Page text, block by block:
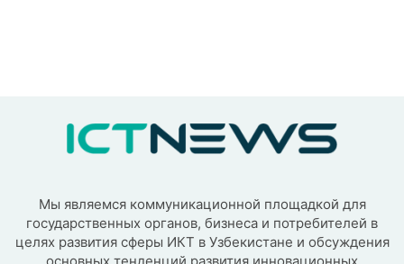
Мы являемся коммуникационной площадкой для
государственных органов, бизнеса и потребителей в
целях развития сферы ИКТ в Узбекистане и обсуждения